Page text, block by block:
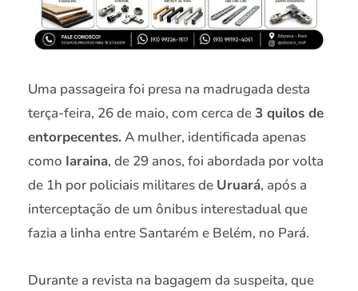
Uma passageira foi presa na madrugada desta
terça-feira, 26 de maio, com cerca de3 quilos de
entorpecentes.A mulher, identificada apenas
como Iaraina, de 29 anos, foi abordada por volta
de 1h por policiais militares de Uruará, após a
interceptação de um ônibus interestadual que
fazia a linha entre Santarém e Belém, no Pará.
Durante a revista na bagagem da suspeita, que